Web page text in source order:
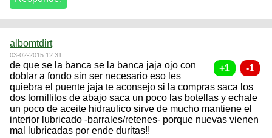
albomtdirt
03-02-2015 12:31
de que se la banca se la banca jaja ojo con
doblar a fondo sin ser necesario eso les
quiebra el puente jaja te aconsejo si la compras saca los
dos tornillitos de abajo saca un poco las botellas y echale
un poco de aceite hidraulico sirve de mucho mantiene el
interior lubricado -barrales/retenes- porque nuevas vienen
mal lubricadas por ende duritas!!